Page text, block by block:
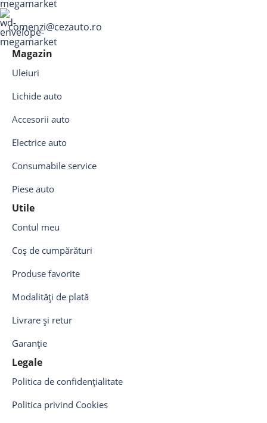
comenzi@cezauto.ro
Magazin
Uleiuri
Lichide auto
Accesorii auto
Electrice auto
Consumabile service
Piese auto
Utile
Contul meu
Coș de cumpărături
Produse favorite
Modalități de plată
Livrare și retur
Garanție
Legale
Politica de confidențialitate
Politica privind Cookies